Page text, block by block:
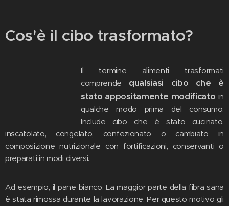
Cos'è il cibo trasformato?
Il termine alimenti trasformati
comprende qualsiasi cibo che è
stato appositamente modificato in
qualche modo prima del consumo.
Include cibo che è stato cucinato,
inscatolato, congelato, confezionato o cambiato in
composizione nutrizionale con fortificazioni, conservanti o
preparati in modi diversi.
Ad esempio, il pane bianco. La maggior parte della fibra sana
è stata rimossa durante la lavorazione. Per questo motivo gli